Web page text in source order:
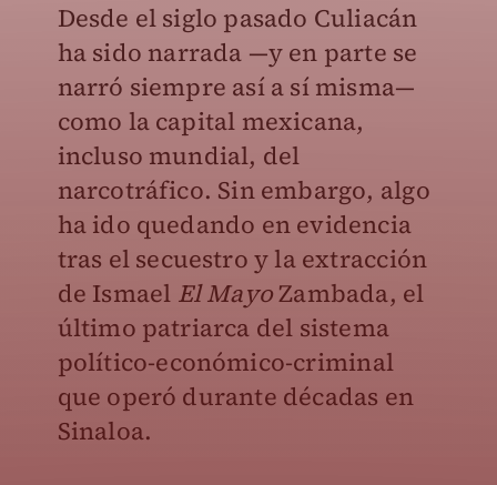
Desde el siglo pasado Culiacán
ha sido narrada —y en parte se
narró siempre así a sí misma—
como la capital mexicana,
incluso mundial, del
narcotráfico. Sin embargo, algo
ha ido quedando en evidencia
tras el secuestro y la extracción
de Ismael El MayoZambada, el
último patriarca del sistema
político-económico-criminal
que operó durante décadas en
Sinaloa.